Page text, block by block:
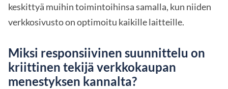
keskittyä muihin toimintoihinsa samalla, kun niiden
verkkosivusto on optimoitu kaikille laitteille.
Miksi responsiivinen suunnittelu on
kriittinen tekijä verkkokaupan
menestyksen kannalta?